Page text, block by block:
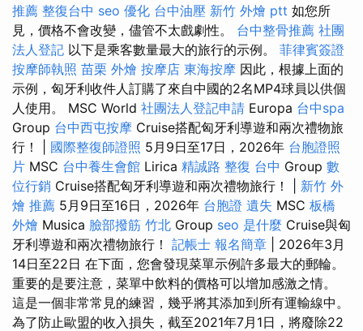
推薦 整復台中 seo 優化 台中油壓 新竹 外燴 ptt 如您所
見，價格不會改變，儘管不太戲劇性。 台中整骨推薦 社團
法人登記 以下是乘客數量最大的旅行的示例。 菲律賓簽證
按摩師執照 苗栗 外燴 按摩店 東海按摩 因此，根據上面的
示例，匈牙利收件人訂購了來自中國的2名MP4球員以供個
人使用。 MSC World 社團法人登記申請 Europa 台中spa
Group 台中西屯按摩 Cruise搭配匈牙利導遊和兩次禮物旅
行！ | 國際整復師證照 5月9日至17日，2026年 台胞證照
片 MSC 台中養生會館 Lirica 精誠路 整復 台中 Group 數
位行銷 Cruise搭配匈牙利導遊和兩次禮物旅行！ | 新竹 外
燴 推薦 5月9日至16日，2026年 台胞證 遺失 MSC 板橋
外燴 Musica 臉部撥筋 竹北 Group seo 是什麼 Cruise與匈
牙利導遊和兩次禮物旅行！ 記帳士 報名簡章 | 2026年3月
14日至22日 在下面，您會發現菜單示例許多最大的郵輪。
重要的是要注意，菜單中飲料的價格可以增加感激之情。
這是一個非常常見的練習，幾乎將其添加到所有運輸線中。
為了防止歐盟的收入損失，截至2021年7月1日，將廢除22